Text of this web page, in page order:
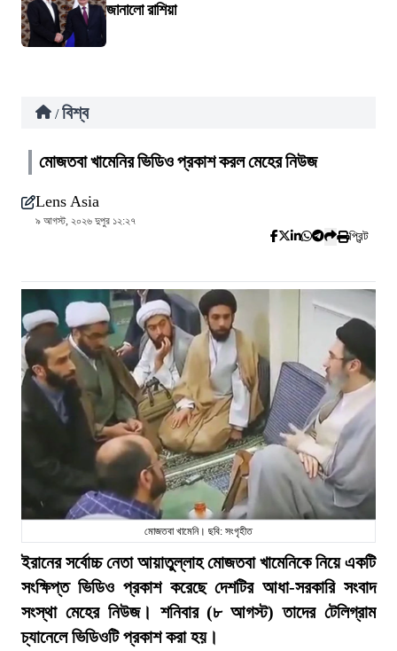
জানালো রাশিয়া
/ বিশ্ব
মোজতবা খামেনির ভিডিও প্রকাশ করল মেহের নিউজ
Lens Asia
৯ আগস্ট, ২০২৬ দুপুর ১২:২৭
প্রিন্ট
মোজতবা খামেনি। ছবি: সংগৃহীত
ইরানের সর্বোচ্চ নেতা আয়াতুল্লাহ মোজতবা খামেনিকে নিয়ে একটি
সংক্ষিপ্ত ভিডিও প্রকাশ করেছে দেশটির আধা-সরকারি সংবাদ
সংস্থা মেহের নিউজ। শনিবার (৮ আগস্ট) তাদের টেলিগ্রাম
চ্যানেলে ভিডিওটি প্রকাশ করা হয়।